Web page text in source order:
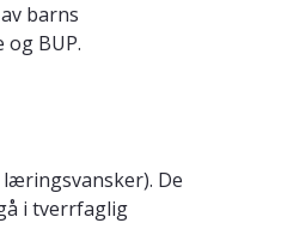
barns
BUP.
De
i tverrfaglig